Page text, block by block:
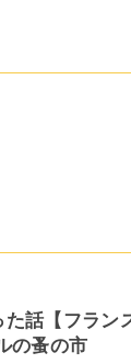
話【フラン
の蚤の市